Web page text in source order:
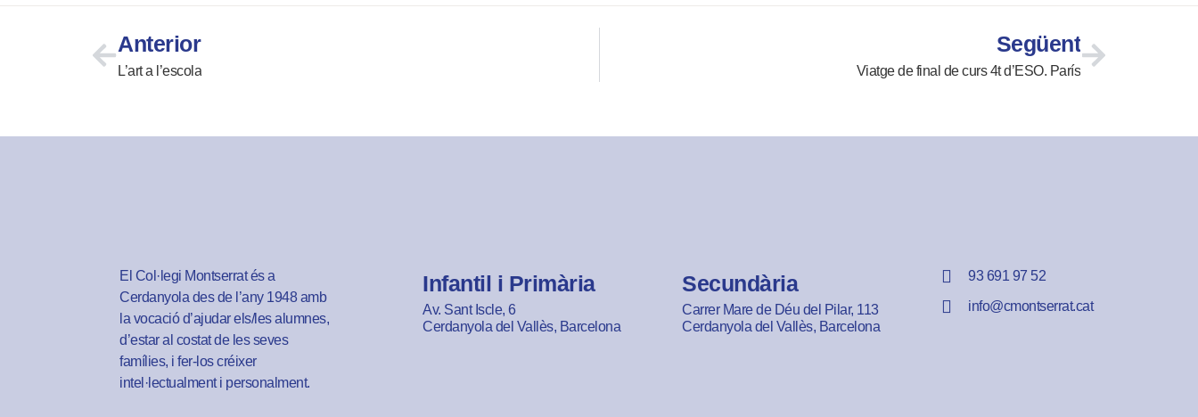
Anterior
L’art a l’escola
Següent
Viatge de final de curs 4t d’ESO. París
El Col·legi Montserrat és a
Cerdanyola des de l’any 1948 amb
la vocació d’ajudar els/les alumnes,
d’estar al costat de les seves
famílies, i fer-los créixer
intel·lectualment i personalment.
Infantil i Primària
Av. Sant Iscle, 6
Cerdanyola del Vallès, Barcelona
Secundària
Carrer Mare de Déu del Pilar, 113
Cerdanyola del Vallès, Barcelona
93 691 97 52
info@cmontserrat.cat